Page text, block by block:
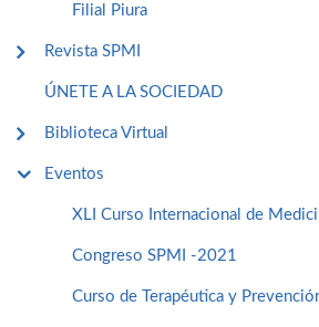
Filial Piura
Revista SPMI
ÚNETE A LA SOCIEDAD
Biblioteca Virtual
Eventos
XLI Curso Internacional de
Congreso SPMI -2021
Curso de Terapéutica y